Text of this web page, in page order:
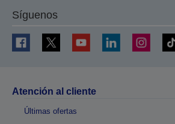
Síguenos
Atención al cliente
Últimas ofertas